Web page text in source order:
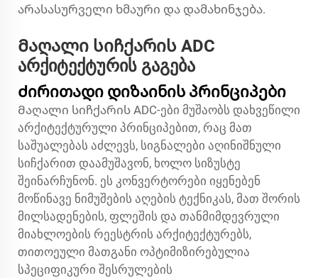
არასასურველი ხმაური და დამახინჯება.
Მაღალი სიჩქარის ADC
არქიტექტურის გაგება
Ძირითადი დიზაინის პრინციპები
Მაღალი სიჩქარის ADC-ები მუშაობს დახვეწილი
არქიტექტურული პრინციპებით, რაც მათ
საშუალებას აძლევს, სიგნალები აღინიშნული
სიჩქარით დაამუშავონ, ხოლო სიზუსტე
შეინარჩუნონ. ეს კონვერტორები იყენებენ
მოწინავე ნიმუშების აღების ტექნიკას, მათ შორის
მილსადენების, ფლეშის და თანმიმდევრული
მიახლოების რეესტრის არქიტექტურებს,
თითოეული მათგანი ოპტიმიზირებულია
სპეციფიკური შესრულების